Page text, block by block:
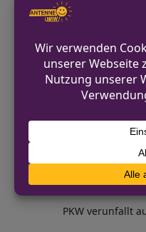
schwarze
mit Fremden
und darauf zu
Personen nicht
schauen.
VORHERIGER
Einbruch in
Reken
PKW verunfallt